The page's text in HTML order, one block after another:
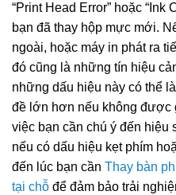
“Print Head Error” hoặc “Ink
bạn đã thay hộp mực mới.
ngoài, hoặc máy in phát ra
đó cũng là những tín hiệu
những dấu hiệu này có thể
đề lớn hơn nếu không
việc bạn cần chú ý đến hiệu
nếu có dấu hiệu kẹt phím
đến lúc bạn cần Thay bàn
tại chỗ để đảm bảo trải